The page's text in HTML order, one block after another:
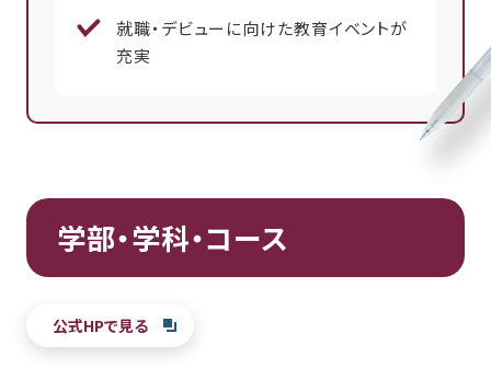
就職・デビューに向けた教育イベントが
充実
学部・学科・コース
公式HPで見る